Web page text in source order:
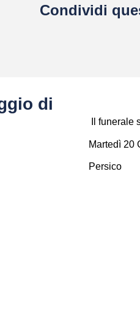
Condividi
di
Il funerale
Martedì 20
Persico